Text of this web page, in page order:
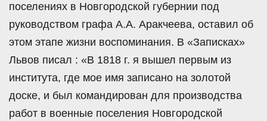
поселениях в Новгородской губернии под
руководством графа А.А. Аракчеева, оставил об
этом этапе жизни воспоминания. В «Записках»
Львов писал : «В 1818 г. я вышел первым из
института, где мое имя записано на золотой
доске, и был командирован для производства
работ в военные поселения Новгородской